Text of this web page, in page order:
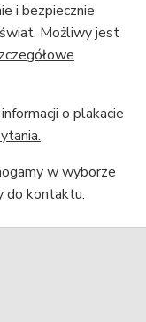
i bezpiecznie
świat. Możliwy jest
o plakacie
w wyborze
do kontaktu.